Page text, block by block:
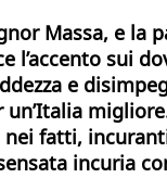
Massa, e
sui
e
fatti,
incuria